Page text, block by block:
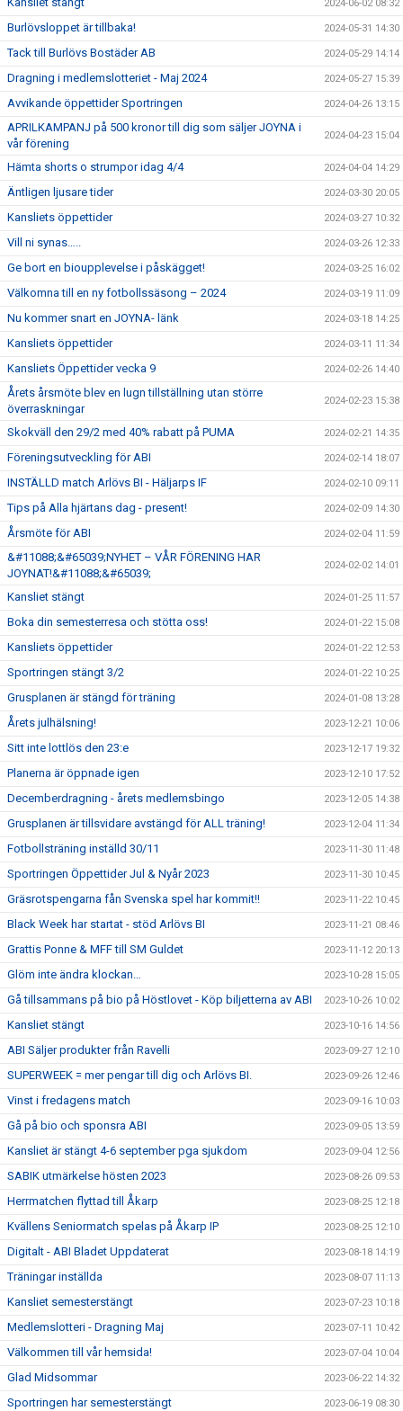
2024-06-02 08:32
Burlövsloppet är tillbaka! 2024-05-31 14:30
Tack till Burlövs Bostäder AB 2024-05-29 14:14
Dragning i medlemslotteriet - Maj 2024 2024-05-27 15:39
Avvikande öppettider Sportringen 2024-04-26 13:15
APRILKAMPANJ på 500 kronor till dig som säljer JOYNA i
vår förening
2024-04-23 15:04
Hämta shorts o strumpor idag 4/4 2024-04-04 14:29
Äntligen ljusare tider 2024-03-30 20:05
Kansliets öppettider 2024-03-27 10:32
Vill ni synas….. 2024-03-26 12:33
Ge bort en bioupplevelse i påskägget! 2024-03-25 16:02
Välkomna till en ny fotbollssäsong – 2024 2024-03-19 11:09
Nu kommer snart en JOYNA- länk 2024-03-18 14:25
Kansliets öppettider 2024-03-11 11:34
Kansliets Öppettider vecka 9 2024-02-26 14:40
Årets årsmöte blev en lugn tillställning utan större
överraskningar
2024-02-23 15:38
Skokväll den 29/2 med 40% rabatt på PUMA 2024-02-21 14:35
Föreningsutveckling för ABI 2024-02-14 18:07
INSTÄLLD match Arlövs BI - Häljarps IF 2024-02-10 09:11
Tips på Alla hjärtans dag - present! 2024-02-09 14:30
Årsmöte för ABI 2024-02-04 11:59
&#11088;&#65039;NYHET – VÅR FÖRENING HAR
JOYNAT!&#11088;&#65039;
2024-02-02 14:01
Kansliet stängt 2024-01-25 11:57
Boka din semesterresa och stötta oss! 2024-01-22 15:08
Kansliets öppettider 2024-01-22 12:53
Sportringen stängt 3/2 2024-01-22 10:25
Grusplanen är stängd för träning 2024-01-08 13:28
Årets julhälsning! 2023-12-21 10:06
Sitt inte lottlös den 23:e 2023-12-17 19:32
Planerna är öppnade igen 2023-12-10 17:52
Decemberdragning - årets medlemsbingo 2023-12-05 14:38
Grusplanen är tillsvidare avstängd för ALL träning! 2023-12-04 11:34
Fotbollsträning inställd 30/11 2023-11-30 11:48
Sportringen Öppettider Jul & Nyår 2023 2023-11-30 10:45
Gräsrotspengarna fån Svenska spel har kommit!! 2023-11-22 10:45
Black Week har startat - stöd Arlövs BI 2023-11-21 08:46
Grattis Ponne & MFF till SM Guldet 2023-11-12 20:13
Glöm inte ändra klockan… 2023-10-28 15:05
Gå tillsammans på bio på Höstlovet - Köp biljetterna av ABI 2023-10-26 10:02
Kansliet stängt 2023-10-16 14:56
ABI Säljer produkter från Ravelli 2023-09-27 12:10
SUPERWEEK = mer pengar till dig och Arlövs BI. 2023-09-26 12:46
Vinst i fredagens match 2023-09-16 10:03
Gå på bio och sponsra ABI 2023-09-05 13:59
Kansliet är stängt 4-6 september pga sjukdom 2023-09-04 12:56
SABIK utmärkelse hösten 2023 2023-08-26 09:53
Herrmatchen flyttad till Åkarp 2023-08-25 12:18
Kvällens Seniormatch spelas på Åkarp IP 2023-08-25 12:10
Digitalt - ABI Bladet Uppdaterat 2023-08-18 14:19
Träningar inställda 2023-08-07 11:13
Kansliet semesterstängt 2023-07-23 10:18
Medlemslotteri - Dragning Maj 2023-07-11 10:42
Välkommen till vår hemsida! 2023-07-04 10:04
Glad Midsommar 2023-06-22 14:32
Sportringen har semesterstängt 2023-06-19 08:30